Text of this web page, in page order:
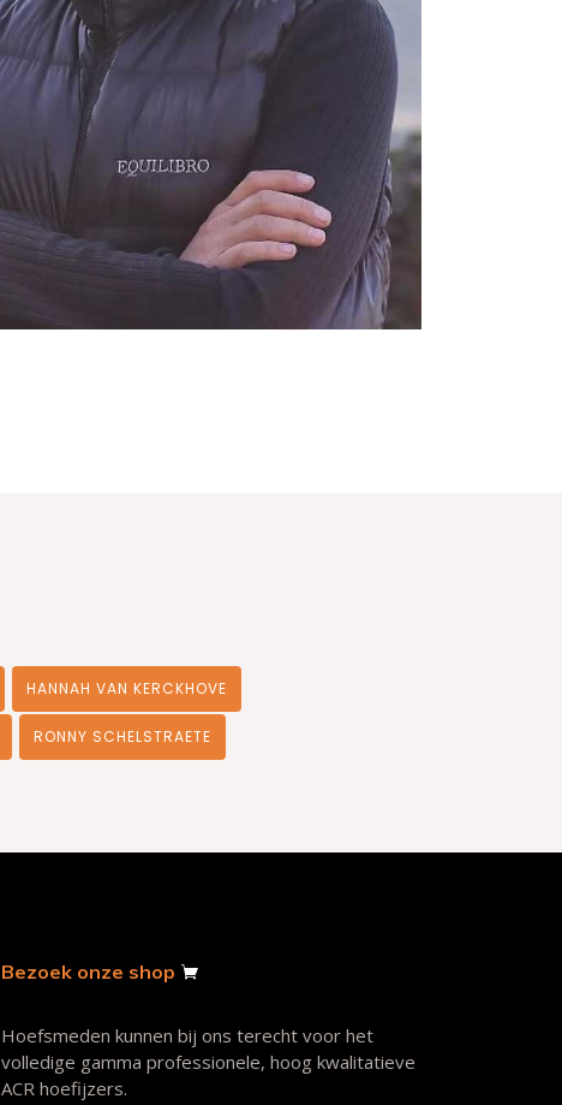
HANNAH VAN KERCKHOVE
RONNY SCHELSTRAETE
Bezoek onze shop
Hoefsmeden kunnen bij ons terecht voor het
volledige gamma professionele, hoog kwalitatieve
ACR hoefijzers.